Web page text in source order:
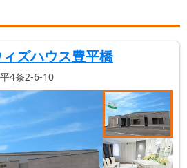
ズハウス豊平橋
4条2-6-10